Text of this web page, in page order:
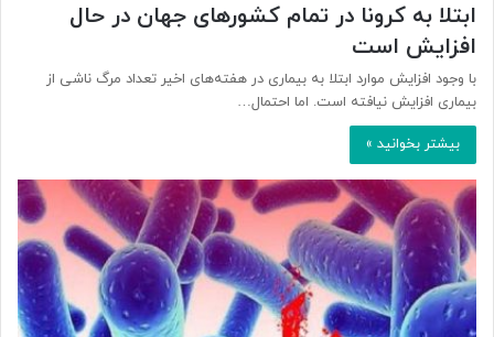
ابتلا به کرونا در تمام کشورهای جهان در حال
افزایش است
با وجود افزایش موارد ابتلا به بیماری در هفته‌های اخیر تعداد مرگ ناشی از
بیماری افزایش نیافته است. اما احتمال…
بیشتر بخوانید »